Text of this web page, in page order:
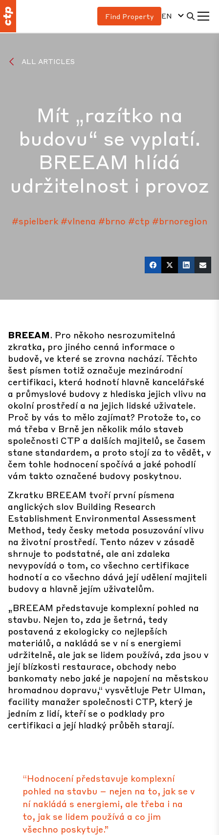
Find Property EN
ALL ARTICLES
Mít „razítko na
budovu“ se vyplatí.
BREEAM hlídá
udržitelnost i provoz
#spielberk #vlnena #brno #ctp #brnoregion
BREEAM. Pro někoho nesrozumitelná
zkratka, pro jiného cenná informace o
budově, ve které se zrovna nachází. Těchto
šest písmen totiž označuje mezinárodní
certifikaci, která hodnotí hlavně kancelářské
a průmyslové budovy z hlediska jejich vlivu na
okolní prostředí a na jejich lidské uživatele.
Proč by vás to mělo zajímat? Protože to, co
má třeba v Brně jen několik málo staveb
společnosti CTP a dalších majitelů, se časem
stane standardem, a proto stojí za to vědět, v
čem tohle hodnocení spočívá a jaké pohodlí
vám takto označené budovy poskytnou.
Zkratku BREEAM tvoří první písmena
anglických slov Building Research
Establishment Environmental Assessment
Method, tedy česky metoda posuzování vlivu
na životní prostředí. Tento název v zásadě
shrnuje to podstatné, ale ani zdaleka
nevypovídá o tom, co všechno certifikace
hodnotí a co všechno dává její udělení majiteli
budovy a hlavně jejím uživatelům.
„BREEAM představuje komplexní pohled na
stavbu. Nejen to, zda je šetrná, tedy
postavená z ekologicky co nejlepších
materiálů, a nakládá se v ní s energiemi
udržitelně, ale jak se lidem používá, zda jsou v
její blízkosti restaurace, obchody nebo
bankomaty nebo jaké je napojení na městskou
hromadnou dopravu,“ vysvětluje Petr Ulman,
facility manažer společnosti CTP, který je
jedním z lidí, kteří se o podklady pro
certifikaci a její hladký průběh starají.
“Hodnocení představuje komplexní
pohled na stavbu – nejen na to, jak se v
ní nakládá s energiemi, ale třeba i na
to, jak se lidem používá a co jim
všechno poskytuje.”